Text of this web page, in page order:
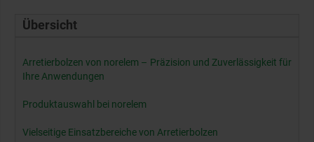
Übersicht
Arretierbolzen von norelem – Präzision und Zuverlässigkeit für
Ihre Anwendungen
Produktauswahl bei norelem
Vielseitige Einsatzbereiche von Arretierbolzen